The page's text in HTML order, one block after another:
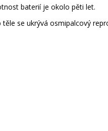
baterií je okolo pěti let.
se ukrývá osmipalcový